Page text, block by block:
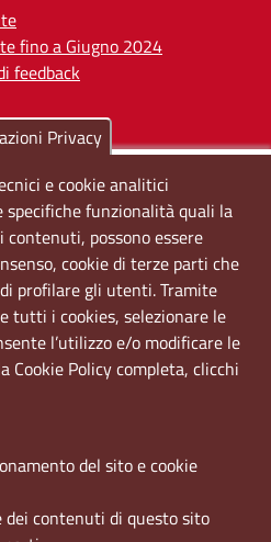
fino a Giugno 2024
feedback
NA
Napoli NA
11.00
Privacy
e cookie analitici
funzionalità quali la
possono essere
cookie di terze parti che
profilare gli utenti. Tramite
tutti i cookies, selezionare le
l’utilizzo e/o modificare le
Cookie Policy completa, clicchi
del sito e cookie
dei contenuti di questo sito